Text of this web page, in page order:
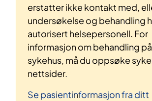
erstatter ikke kontakt med,
undersøkelse og behandling
autorisert helsepersonell. For
informasjon om behandling
sykehus, må du oppsøke
nettsider.
Se pasientinformasjon fra ditt